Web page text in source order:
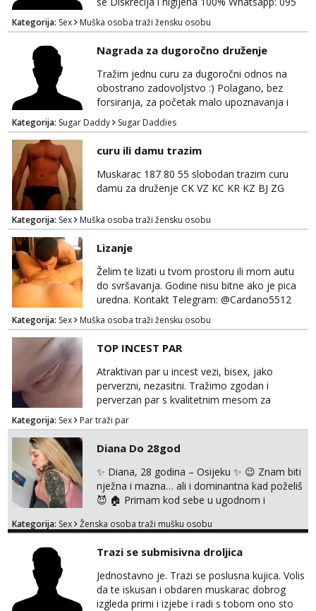
769 4920 Ja sam momak 25g
Kategorija: Sex Muška osoba traži žensku osobu
Nagrada za dugoročno druženje
Tražim jednu curu za dugoročni odnos na
obostrano zadovoljstvo :) Polagano, bez
forsiranja, za početak malo upoznavanja i
dogovor kroz dopisivanje. Očekujem i nudim
diskreciju - nisam oženjen niti zauzet, nego
jednostavno tako preferiram. 30 godina
imam. Javite se mail, pozz ;)
Kategorija: Sugar Daddy Sugar Daddies
curu ili damu trazim
Muskarac 187 80 55 slobodan trazim curu
damu za druženje CK VZ KC KR KZ BJ ZG
Kategorija: Sex Muška osoba traži žensku osobu
Lizanje
Želim te lizati u tvom prostoru ili mom autu
do svršavanja. Godine nisu bitne ako je pica
uredna. Kontakt Telegram: @Cardano5512
Email: myjohny15@protonmail.com
Kategorija: Sex Muška osoba traži žensku osobu
TOP INCEST PAR
Atraktivan par u incest vezi, bisex, jako
perverzni, nezasitni. Tražimo zgodan i
perverzan par s kvalitetnim mesom za
uživanje u svim vrstama seksa. Diskrecija
obavezna. Samo ozbiljne ponude preko
Whats appa na broj 091 591 3523.
Kategorija: Sex Par traži par
Diana Do 28god
✨ Diana, 28 godina – Osijeku ✨ 😉 Znam biti
nježna i mazna… ali i dominantna kad poželiš
😈 🏠 Primam kod sebe u ugodnom i
atmosfera, dobra energija i nezaboravan
pušenje bez zaštite 🖤 erotsko rublje 🍑
analno uz nadoplatu 💦 svršavanje po tijelu ⛓️
strap on service 👠 dominacija, šamaranje i
kinky igrice ...
Kategorija: Sex Ženska osoba traži mušku osobu
Trazi se submisivna droljica
Jednostavno je. Trazi se poslusna kujica. Volis
da te iskusan i obdaren muskarac dobrog
izgleda primi i izjebe i radi s tobom ono sto